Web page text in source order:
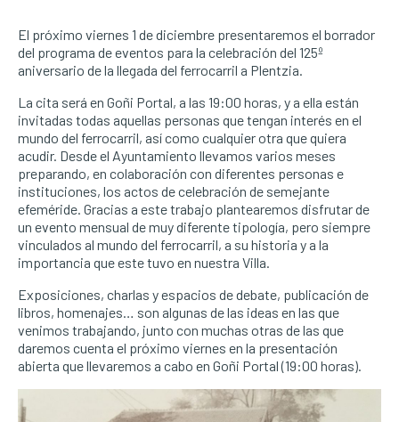
El próximo viernes 1 de diciembre presentaremos el borrador
del programa de eventos para la celebración del 125º
aniversario de la llegada del ferrocarril a Plentzia.
La cita será en Goñi Portal, a las 19:00 horas, y a ella están
invitadas todas aquellas personas que tengan interés en el
mundo del ferrocarril, así como cualquier otra que quiera
acudir. Desde el Ayuntamiento llevamos varios meses
preparando, en colaboración con diferentes personas e
instituciones, los actos de celebración de semejante
efeméride. Gracias a este trabajo plantearemos disfrutar de
un evento mensual de muy diferente tipología, pero siempre
vinculados al mundo del ferrocarril, a su historia y a la
importancia que este tuvo en nuestra Villa.
Exposiciones, charlas y espacios de debate, publicación de
libros, homenajes… son algunas de las ideas en las que
venimos trabajando, junto con muchas otras de las que
daremos cuenta el próximo viernes en la presentación
abierta que llevaremos a cabo en Goñi Portal (19:00 horas).